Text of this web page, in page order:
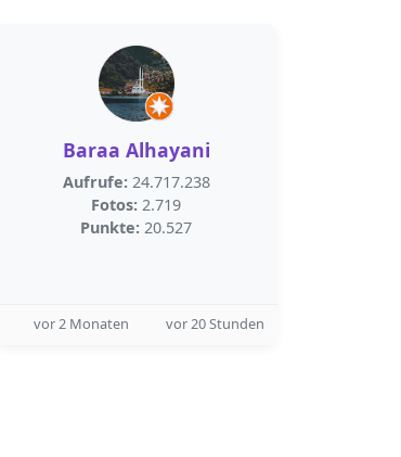
Baraa Alhayani
Aufrufe: 24.717.238
Fotos: 2.719
Punkte: 20.527
vor 2 Monaten vor 20 Stunden